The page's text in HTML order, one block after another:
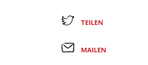
TEILEN
MAILEN